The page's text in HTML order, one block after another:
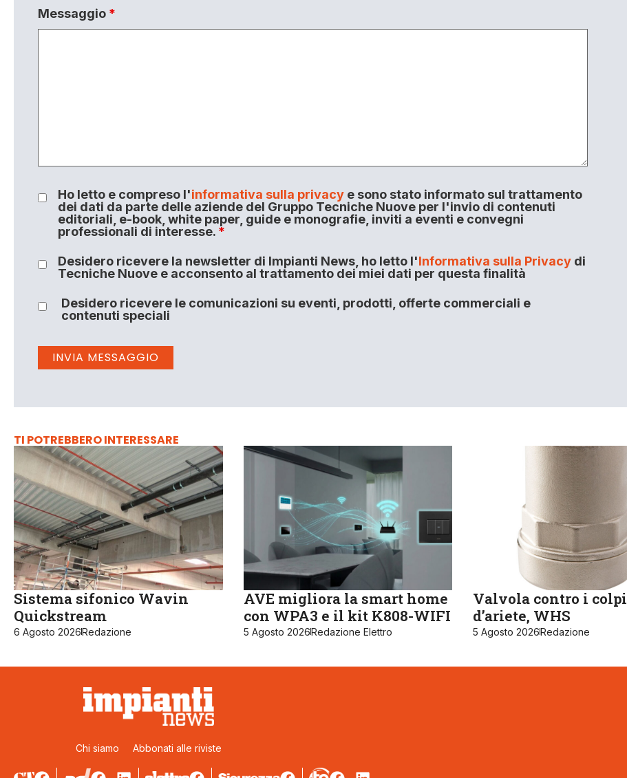
Messaggio *
Ho letto e compreso l'informativa sulla privacye sono stato informato sul trattamento
dei dati da parte delle aziende del Gruppo Tecniche Nuove per l'invio di contenuti
editoriali, e-book, white paper, guide e monografie, inviti a eventi e convegni
professionali di interesse. *
Desidero ricevere la newsletter di Impianti News, ho letto l'Informativa sulla Privacydi
Tecniche Nuove e acconsento al trattamento dei miei dati per questa finalità
Desidero ricevere le comunicazioni su eventi, prodotti, offerte commerciali e
contenuti speciali
TI POTREBBERO INTERESSARE
Sistema sifonico Wavin
Quickstream
6 Agosto 2026Redazione
AVE migliora la smart home
con WPA3 e il kit K808-WIFI
5 Agosto 2026Redazione Elettro
Valvola contro i colpi
d’ariete, WHS
5 Agosto 2026Redazione
Chi siamo Abbonati alle riviste